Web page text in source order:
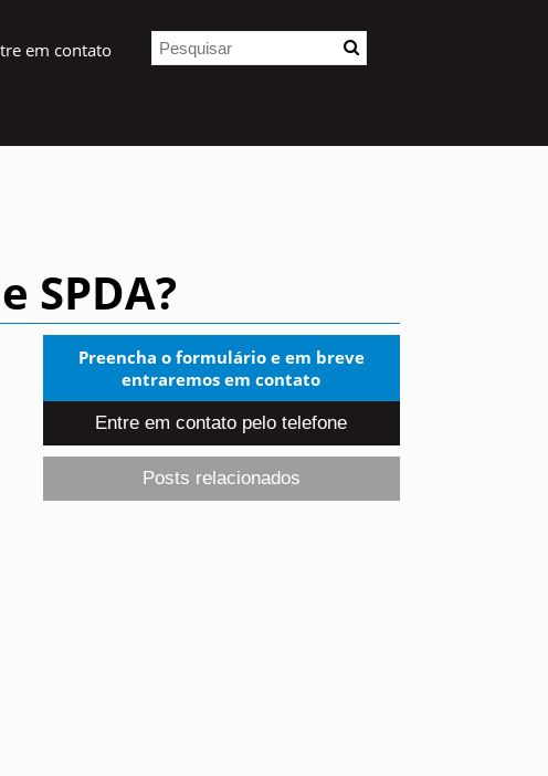
em contato
SPDA?
Preencha o formulário e em breve
entraremos em contato
Entre em contato pelo telefone
Posts relacionados